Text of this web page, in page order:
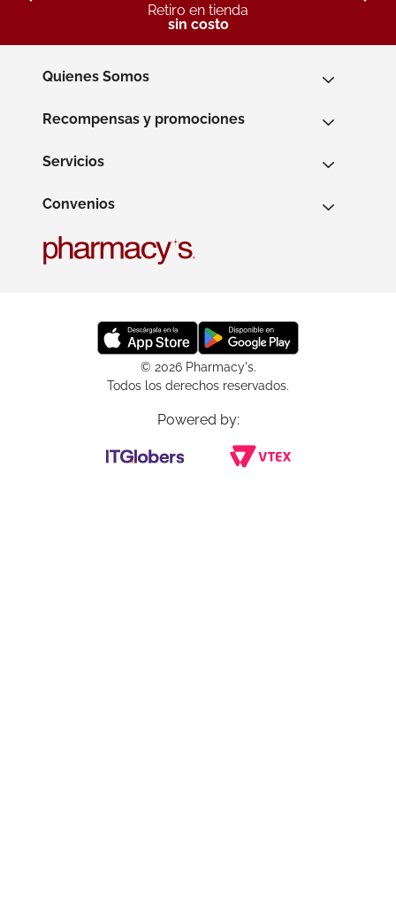
Retiro en tienda
sin costo
Quienes Somos
Recompensas y promociones
Servicios
Convenios
© 2026 Pharmacy's.
Todos los derechos reservados.
Powered by: